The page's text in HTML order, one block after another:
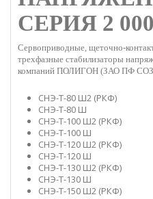
СЕРИЯ 2 000
Сервоприводные, щеточно-
трехфазные стабилизаторы
компаний ПОЛИГОН (ЗАО ПФ
СНЭ-Т-80 Ш2 (РКФ)
СНЭ-Т-80 Ш
СНЭ-Т-100 Ш2 (РКФ)
СНЭ-Т-100 Ш
СНЭ-Т-120 Ш2 (РКФ)
СНЭ-Т-120 Ш
СНЭ-Т-130 Ш2 (РКФ)
СНЭ-Т-130 Ш
СНЭ-Т-150 Ш2 (РКФ)